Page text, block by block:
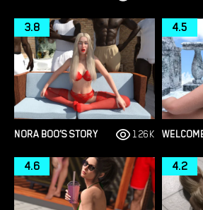
NORA BOO’S STORY
3.8
126K
4.5
4.6 4.2